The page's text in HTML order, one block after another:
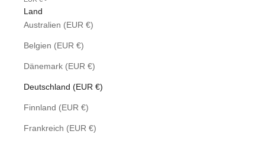
Land
Australien (EUR €)
Belgien (EUR €)
Dänemark (EUR €)
Deutschland (EUR €)
Finnland (EUR €)
Frankreich (EUR €)